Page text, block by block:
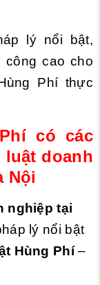
lý nổi bật,
công cao cho
Phí thực
có các
doanh
Nội
nghiệp tại
lý nổi bật
Hùng Phí–